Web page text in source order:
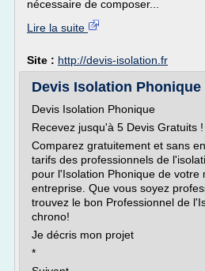
nécessaire de composer...
Lire la suite
Site : http://devis-isolation.fr
Devis Isolation Phonique
Devis Isolation Phonique
Recevez jusqu'à 5 Devis Gratuits !
Comparez gratuitement et sans
tarifs des professionnels de
pour l'Isolation Phonique de votre
entreprise. Que vous soyez
trouvez le bon Professionnel de
chrono!
Je décris mon projet
*